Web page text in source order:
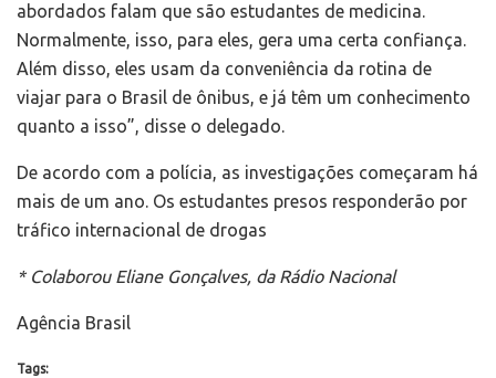
abordados falam que são estudantes de medicina.
Normalmente, isso, para eles, gera uma certa confiança.
Além disso, eles usam da conveniência da rotina de
viajar para o Brasil de ônibus, e já têm um conhecimento
quanto a isso”, disse o delegado.
De acordo com a polícia, as investigações começaram há
mais de um ano. Os estudantes presos responderão por
tráfico internacional de drogas
* Colaborou Eliane Gonçalves, da Rádio Nacional
Agência Brasil
Tags: